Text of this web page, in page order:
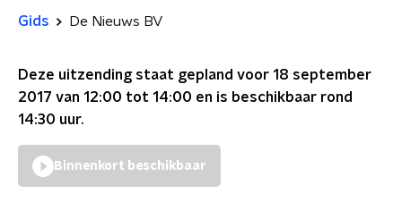
Gids De Nieuws BV
Deze uitzending staat gepland voor 18 september
2017 van 12:00 tot 14:00 en is beschikbaar rond
14:30 uur.
Binnenkort beschikbaar